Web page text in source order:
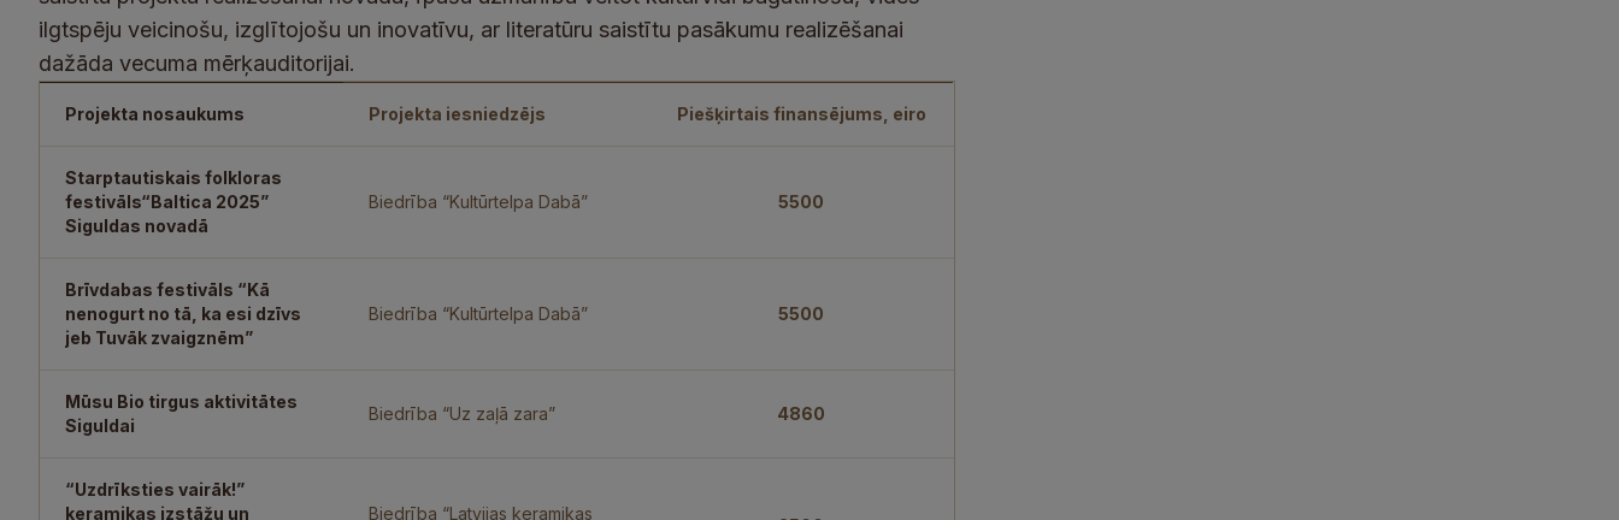
ilgtspēju veicinošu, izglītojošu un inovatīvu, ar literatūru saistītu pasākumu realizēšanai
dažāda vecuma mērķauditorijai.
Projekta nosaukums Projekta iesniedzējs Piešķirtais finansējums, eiro
Starptautiskais folkloras
festivāls“Baltica 2025”
Siguldas novadā
Biedrība “Kultūrtelpa Dabā” 5500
Brīvdabas festivāls “Kā
nenogurt no tā, ka esi dzīvs
jeb Tuvāk zvaigznēm”
Biedrība “Kultūrtelpa Dabā” 5500
Mūsu Bio tirgus aktivitātes
Siguldai
Biedrība “Uz zaļā zara” 4860
“Uzdrīksties vairāk!”
keramikas izstāžu un
Biedrība “Latvijas keramikas